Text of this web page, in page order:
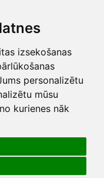
izsekošanas
personalizētu
mūsu
kurienes nāk